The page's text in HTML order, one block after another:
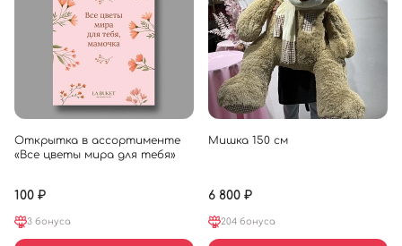
Открытка в ассортименте
«Все цветы мира для тебя»
100 ₽
3 бонуса
Мишка 150 см
6 800 ₽
204 бонуса